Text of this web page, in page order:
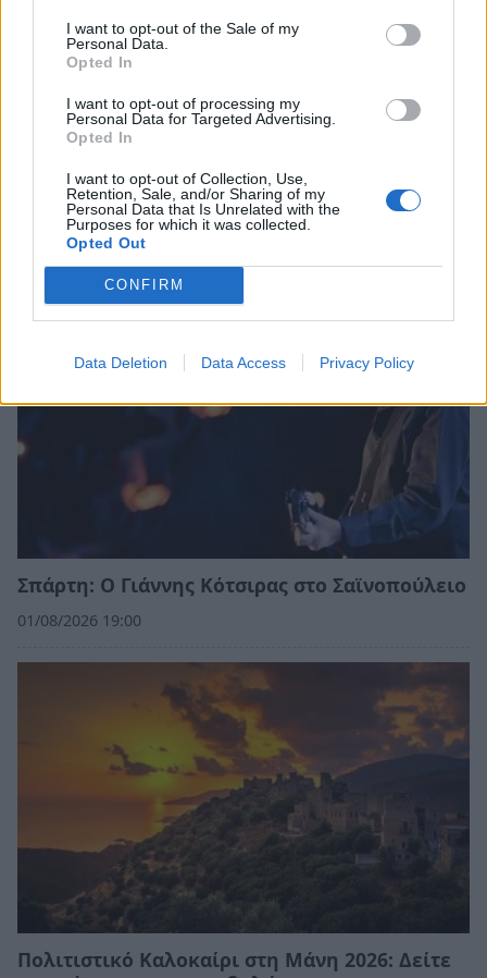
I want to opt-out of the Sale of my
Personal Data.
Opted In
I want to opt-out of processing my
Personal Data for Targeted Advertising.
Opted In
I want to opt-out of Collection, Use,
Retention, Sale, and/or Sharing of my
Personal Data that Is Unrelated with the
Purposes for which it was collected.
Opted Out
CONFIRM
Data Deletion Data Access Privacy Policy
Κορινθία: Παραδίδονται τρία σημαντικά έργα
προστασίας και ανάδειξης μνημείων
05/08/2026 19:22
Σπάρτη: Ο Γιάννης Κότσιρας στο Σαϊνοπούλειο
01/08/2026 19:00
Πολιτιστικό Καλοκαίρι στη Μάνη 2026: Δείτε